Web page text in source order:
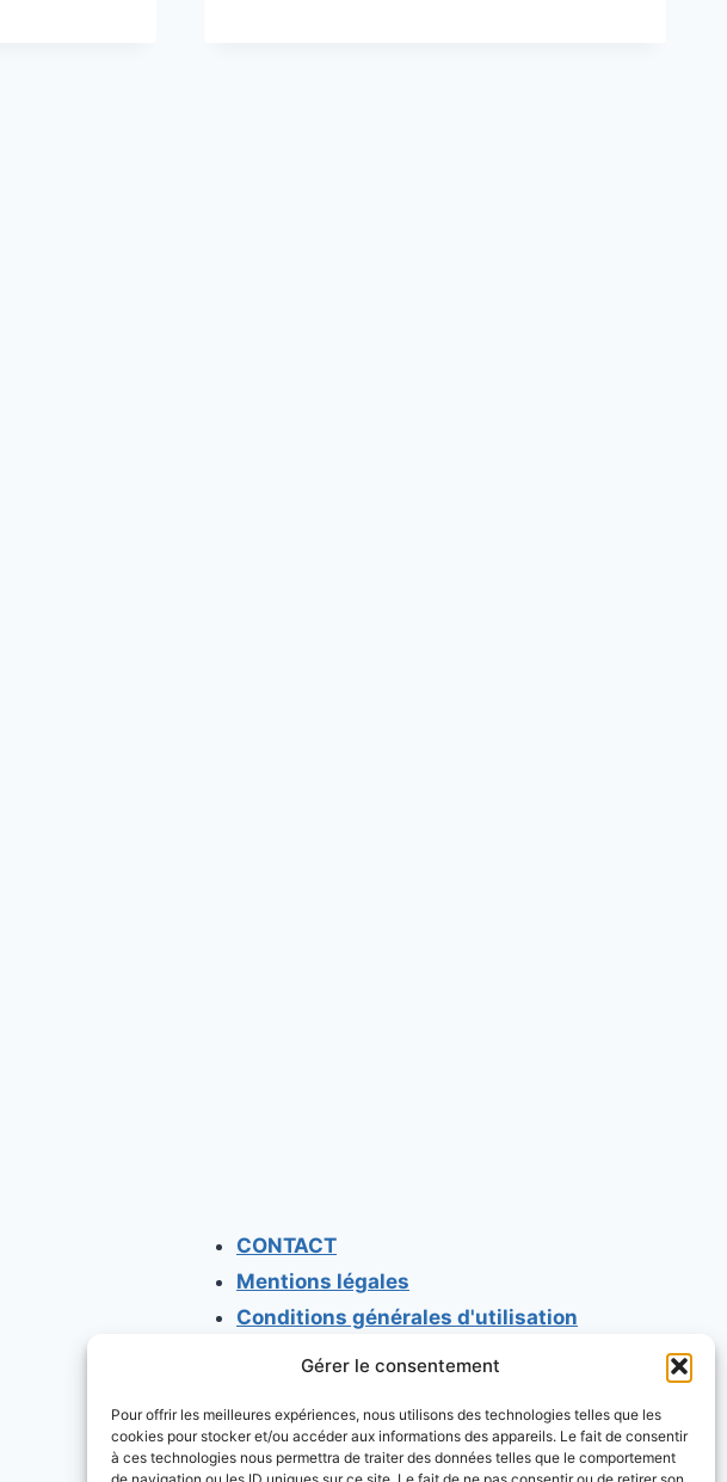
Gérer le consentement
Pour offrir les meilleures expériences, nous utilisons des technologies telles que les
cookies pour stocker et/ou accéder aux informations des appareils. Le fait de consentir
à ces technologies nous permettra de traiter des données telles que le comportement
CONTACT
Mentions légales
Conditions générales d'utilisation
Conditions générales de vente
Politique de confidentialité